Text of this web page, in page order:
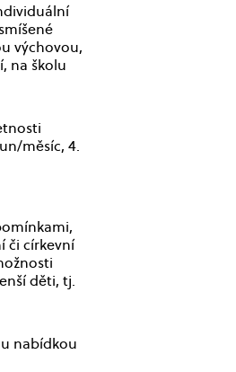
výchovou,
na školu
měsíc, 4.
či církevní
děti, tj.
nabídkou